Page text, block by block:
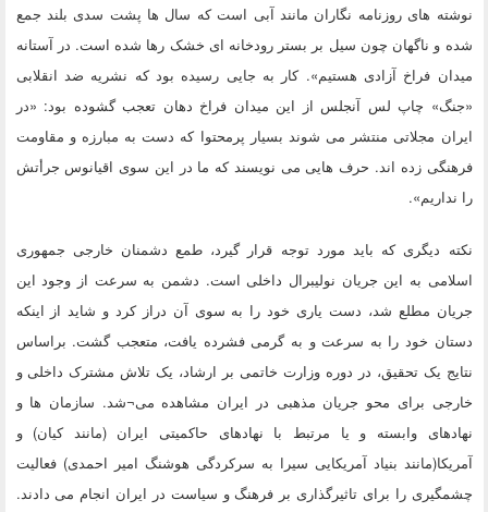
نوشته های روزنامه نگاران مانند آبی است که سال ها پشت سدی بلند جمع
شده و ناگهان چون سیل بر بستر رودخانه ای خشک رها شده است. در آستانه
میدان فراخ آزادی هستیم». کار به جایی رسیده بود که نشریه ضد انقلابی
«جنگ» چاپ لس آنجلس از این میدان فراخ دهان تعجب گشوده بود: «در
ایران مجلاتی منتشر می شوند بسیار پرمحتوا که دست به مبارزه و مقاومت
فرهنگی زده اند. حرف هایی می نویسند که ما در این سوی اقیانوس جرأتش
را نداریم».
نکته دیگری که باید مورد توجه قرار گیرد، طمع دشمنان خارجی جمهوری
اسلامی به این جریان نولیبرال داخلی است. دشمن به سرعت از وجود این
جریان مطلع شد، دست یاری خود را به سوی آن دراز کرد و شاید از اینکه
دستان خود را به سرعت و به گرمی فشرده یافت، متعجب گشت. براساس
نتایج یک تحقیق، در دوره وزارت خاتمی بر ارشاد، یک تلاش مشترک داخلی و
خارجی برای محو جریان مذهبی در ایران مشاهده می¬شد. سازمان ها و
نهادهای وابسته و یا مرتبط با نهادهای حاکمیتی ایران (مانند کیان) و
آمریکا(مانند بنیاد آمریکایی سیرا به سرکردگی هوشنگ امیر احمدی) فعالیت
چشمگیری را برای تاثیرگذاری بر فرهنگ و سیاست در ایران انجام می دادند.